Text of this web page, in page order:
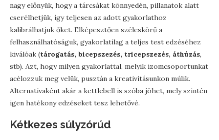
nagy előnyük, hogy a tárcsákat könnyedén, pillanatok alatt
cserélhetjük, így teljesen az adott gyakorlathoz
kalibrálhatjuk őket. Elképesztően széleskörű a
felhasználhatóságuk, gyakorlatilag a teljes test edzéséhez
kiválóak (tárogatás, bicepszezés, tricepszezés, áthúzás,
stb). Azt, hogy milyen gyakorlattal, melyik izomcsoportunkat
acélozzuk meg velük, pusztán a kreativitásunkon múlik.
Alternatívaként akár a kettlebell is szóba jöhet, mely szintén
igen hatékony edzéseket tesz lehetővé.
Kétkezes súlyzórúd